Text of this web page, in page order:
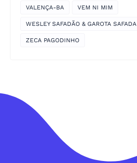
VALENÇA-BA VEM NI MIM
WESLEY SAFADÃO & GAROTA SAFADA
ZECA PAGODINHO